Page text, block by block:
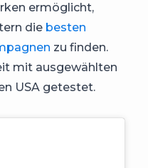
ermöglicht,
die besten
zu finden.
mit ausgewählten
USA getestet.